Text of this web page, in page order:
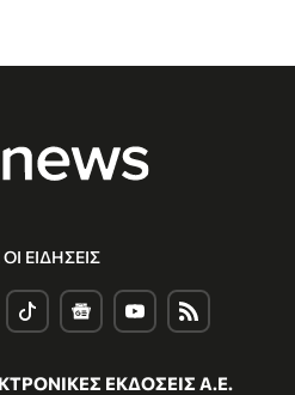
ΕΙΔΗΣΕΙΣ
ΕΚΔΟΣΕΙΣ Α.Ε.